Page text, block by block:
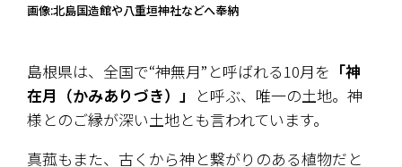
画像:北島国造館や八重垣神社などへ奉納
島根県は、全国で“神無月”と呼ばれる10月を 「神
在月（かみありづき）」 と呼ぶ、唯一の土地。神
様とのご縁が深い土地とも言われています。
真菰もまた、古くから神と繋がりのある植物だと